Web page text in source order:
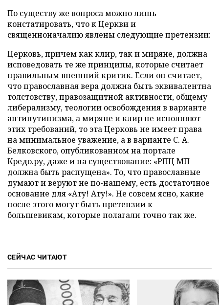
По существу же вопроса можно лишь
констатировать, что к Церкви и
священноначалию явлены следующие претензии:
Церковь, причем как клир, так и миряне, должна
исповедовать те же принципы, которые считает
правильным внешний критик. Если он считает,
что православная вера должна быть эквивалентна
толстовству, правозащитной активности, общему
либерализму, теологии освобождения в варианте
антипутинизма, а миряне и клир не исполняют
этих требований, то эта Церковь не имеет права
на минимальное уважение, а в варианте С. А.
Белковского, опубликованном на портале
Кредо.ру, даже и на существование: «РПЦ МП
должна быть распущена». То, что православные
думают и веруют не по-нашему, есть достаточное
основание для «Ату! Ату!». Не совсем ясно, какие
после этого могут быть претензии к
большевикам, которые полагали точно так же.
СЕЙЧАС ЧИТАЮТ